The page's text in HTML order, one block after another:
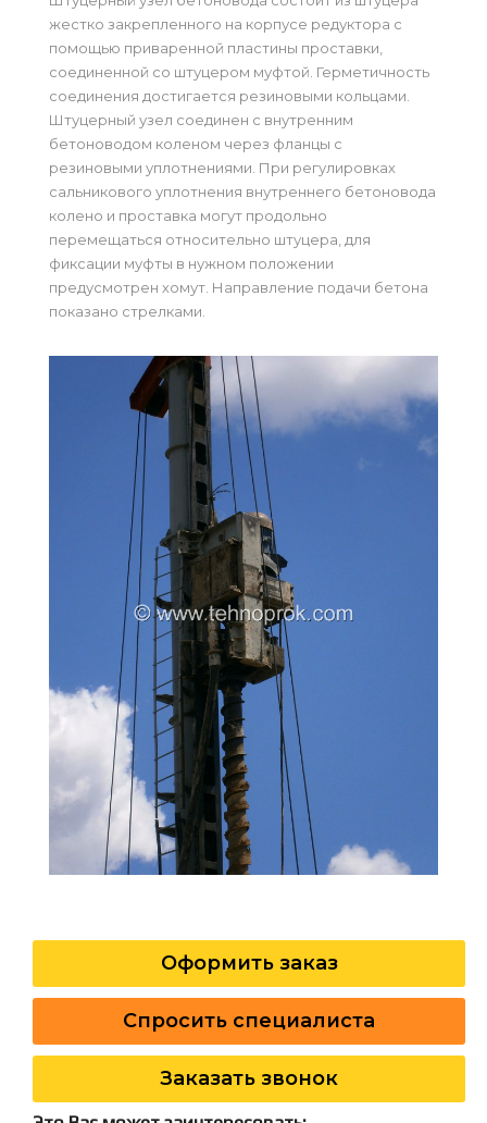
жестко закрепленного на корпусе редуктора с
помощью приваренной пластины проставки,
соединенной со штуцером муфтой. Герметичность
соединения достигается резиновыми кольцами.
Штуцерный узел соединен с внутренним
бетоноводом коленом через фланцы с
резиновыми уплотнениями. При регулировках
сальникового уплотнения внутреннего бетоновода
колено и проставка могут продольно
перемещаться относительно штуцера, для
фиксации муфты в нужном положении
предусмотрен хомут. Направление подачи бетона
показано стрелками.
Оформить заказ
Спросить специалиста
Заказать звонок